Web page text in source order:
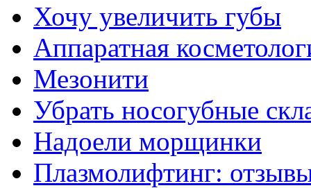
Хочу увеличить губы
Аппаратная
Мезонити
Убрать носогубные
Надоели морщинки
Плазмолифтинг: